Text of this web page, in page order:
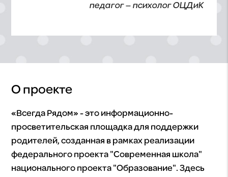
педагог – психолог ОЦДиК
О проекте
«Всегда Рядом» - это информационно-
просветительская площадка для поддержки
родителей, созданная в рамках реализации
федерального проекта "Современная школа"
национального проекта "Образование". Здесь